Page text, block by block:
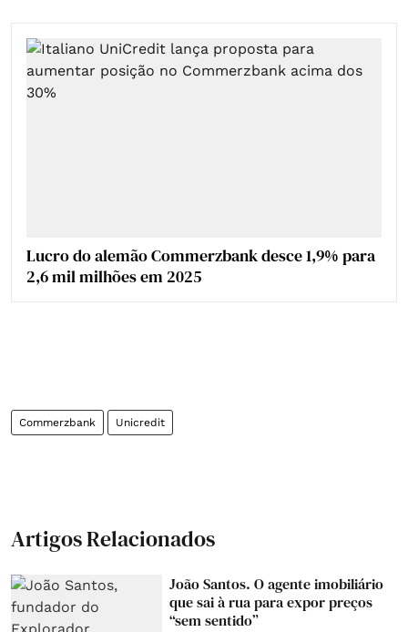
Lucro do alemão Commerzbank desce 1,9% para
2,6 mil milhões em 2025
Commerzbank Unicredit
Artigos Relacionados
João Santos. O agente imobiliário
que sai à rua para expor preços
“sem sentido”